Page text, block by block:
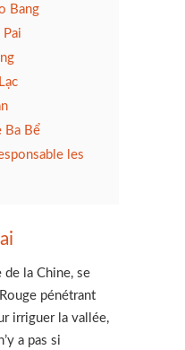
Bang
Pai
Ba Bể
les
la Chine, se
pénétrant
irriguer la vallée,
a pas si